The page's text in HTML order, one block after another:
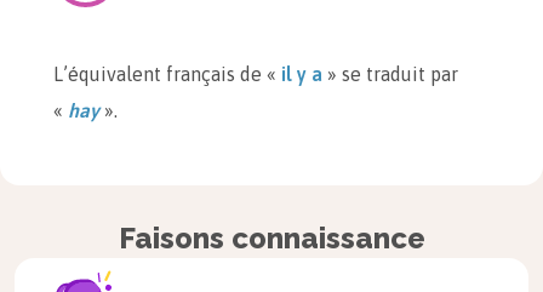
L’équivalent français de « il y a » se traduit par
« hay».
Faisons connaissance